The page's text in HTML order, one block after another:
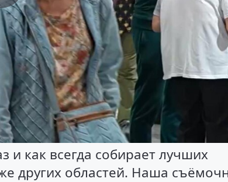
и как всегда собирает лучших
других областей. Наша